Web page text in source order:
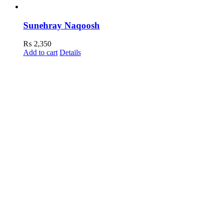
Sunehray Naqoosh
₨ 2,350
Add to cart Details